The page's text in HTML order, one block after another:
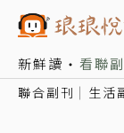
新鮮讀 看聯副
聯合副刊 生活